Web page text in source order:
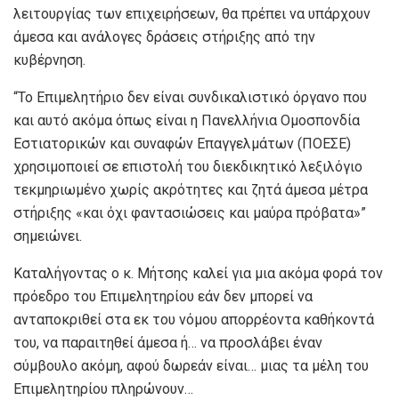
λειτουργίας των επιχειρήσεων, θα πρέπει να υπάρχουν
άμεσα και ανάλογες δράσεις στήριξης από την
κυβέρνηση.
“Το Επιμελητήριο δεν είναι συνδικαλιστικό όργανο που
και αυτό ακόμα όπως είναι η Πανελλήνια Ομοσπονδία
Εστιατορικών και συναφών Επαγγελμάτων (ΠΟΕΣΕ)
χρησιμοποιεί σε επιστολή του διεκδικητικό λεξιλόγιο
τεκμηριωμένο χωρίς ακρότητες και ζητά άμεσα μέτρα
στήριξης «και όχι φαντασιώσεις και μαύρα πρόβατα»”
σημειώνει.
Καταλήγοντας ο κ. Μήτσης καλεί για μια ακόμα φορά τον
πρόεδρο του Επιμελητηρίου εάν δεν μπορεί να
ανταποκριθεί στα εκ του νόμου απορρέοντα καθήκοντά
του, να παραιτηθεί άμεσα ή… να προσλάβει έναν
σύμβουλο ακόμη, αφού δωρεάν είναι… μιας τα μέλη του
Επιμελητηρίου πληρώνουν…